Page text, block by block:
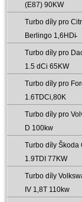
(E87) 90KW
Turbo díly pro
Berlingo 1‚6HDi̵
Turbo díly pro
1.5 dCi 65KW
Turbo díly pro
1.6TDCi‚80K
Turbo díly pro
D 100kw
Turbo díly Škoda
1.9TDI 77KW
Turbo díly
IV 1‚8T 110kw